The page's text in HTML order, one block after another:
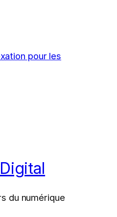
pour les
du numérique